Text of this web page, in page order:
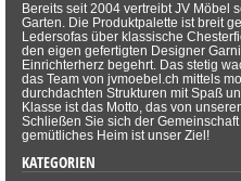
Bereits seit 2004 vertreibt JV Möbel
Garten. Die Produktpalette ist breit
Ledersofas über klassische
den eigen gefertigten Designer
Einrichterherz begehrt. Das stetig
das Team von jvmoebel.ch mittels
durchdachten Strukturen mit Spaß
Klasse ist das Motto, das von
Schließen Sie sich der
gemütliches Heim ist unser Ziel!
KATEGORIEN